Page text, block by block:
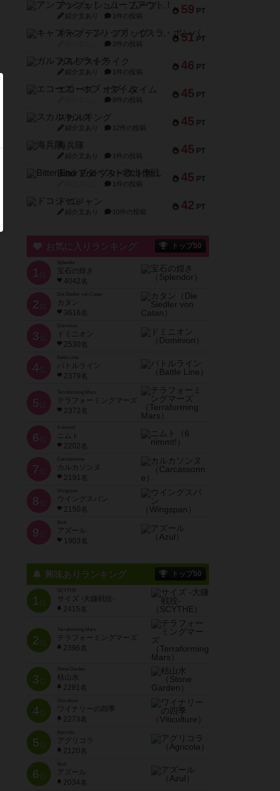
59 PT
アンブッシュ！：ムーブアウト！
紹介文あり 1件の投稿
51 PT
キャプテン・フリップ：イスラ・ボンバ
2件の投稿
46 PT
ガルフストライク
紹介文あり 1件の投稿
45 PT
エコーズ・オブ・タイム
8件の投稿
45 PT
スカルキング
紹介文あり 12件の投稿
45 PT
海兵隊
紹介文あり 1件の投稿
45 PT
Bitter End ブタペスト救出作戦
1件の投稿
42 PT
ドコジャン
紹介文あり 10件の投稿
お気に入りランキング トップ50
1 位
宝石の煌き
4042名
2 位
Die Siedler von Catan
カタン
3616名
3 位
ドミニオン
2530名
4位
Battle Line
バトルライン
2379名
5 位
Terraforming Mars
テラフォーミングマーズ
2372名
6 位
ニムト
2202名
7 位
Carcassonne
カルカソンヌ
2191名
8 位
Wingspan
ウイングスパン
2150名
9 位
Azul
アズール
1903名
興味ありランキング トップ50
1位
SCYTHE
サイズ -大鎌戦役-
2415名
2位
Terraforming Mars
テラフォーミングマーズ
2396名
3位
Stone Garden
枯山水
2281名
4位
Viticulture
ワイナリーの四季
2273名
5位
Agricola
アグリコラ
2120名
6位
Azul
アズール
2034名